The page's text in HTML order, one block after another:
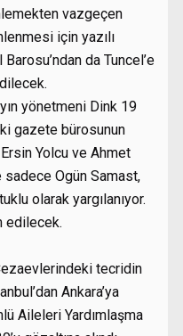
vazgeçen
için yazılı
da Tuncel’e
yönetmeni Dink 19
gazete bürosunun
Yolcu ve Ahmet
Ogün Samast,
olarak yargılanıyor.
edilecek.
tecridin
Ankara’ya
Aileleri Yardımlaşma